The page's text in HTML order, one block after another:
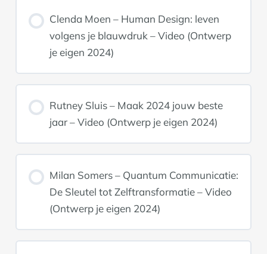
Clenda Moen – Human Design: leven
volgens je blauwdruk – Video (Ontwerp
je eigen 2024)
Rutney Sluis – Maak 2024 jouw beste
jaar – Video (Ontwerp je eigen 2024)
Milan Somers – Quantum Communicatie:
De Sleutel tot Zelftransformatie – Video
(Ontwerp je eigen 2024)